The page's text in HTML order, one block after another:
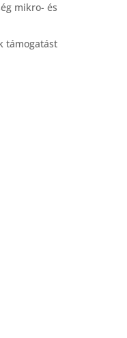
mikro- és
támogatást